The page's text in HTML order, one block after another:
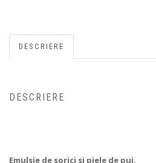
DESCRIERE
DESCRIERE
Emulsie de sorici si piele de pui.